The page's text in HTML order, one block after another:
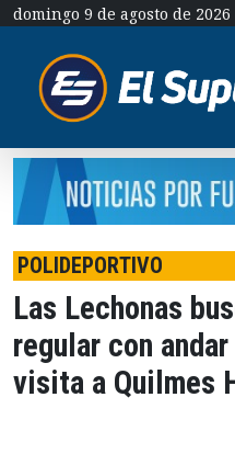
domingo 9 de agosto de 2026
POLIDEPORTIVO
Las Lechonas
regular con
visita a Quilmes